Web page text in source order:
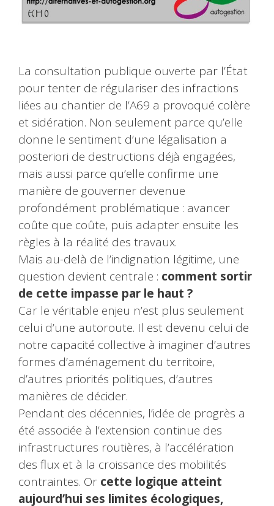
La consultation publique ouverte par l’État
pour tenter de régulariser des infractions
liées au chantier de l’A69 a provoqué colère
et sidération. Non seulement parce qu’elle
donne le sentiment d’une légalisation a
posteriori de destructions déjà engagées,
mais aussi parce qu’elle confirme une
manière de gouverner devenue
profondément problématique : avancer
coûte que coûte, puis adapter ensuite les
règles à la réalité des travaux.
Mais au-delà de l’indignation légitime, une
question devient centrale : comment sortir
de cette impasse par le haut ?
Car le véritable enjeu n’est plus seulement
celui d’une autoroute. Il est devenu celui de
notre capacité collective à imaginer d’autres
formes d’aménagement du territoire,
d’autres priorités politiques, d’autres
manières de décider.
Pendant des décennies, l’idée de progrès a
été associée à l’extension continue des
infrastructures routières, à l’accélération
des flux et à la croissance des mobilités
contraintes. Or cette logique atteint
aujourd’hui ses limites écologiques,